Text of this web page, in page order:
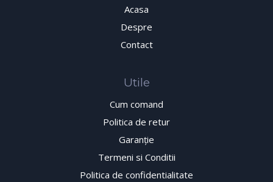
Acasa
Despre
Contact
Utile
Cum comand
Politica de retur
Garanţie
Termeni si Conditii
Politica de confidentialitate